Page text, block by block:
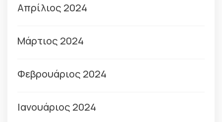
Απρίλιος 2024
Μάρτιος 2024
Φεβρουάριος 2024
Ιανουάριος 2024